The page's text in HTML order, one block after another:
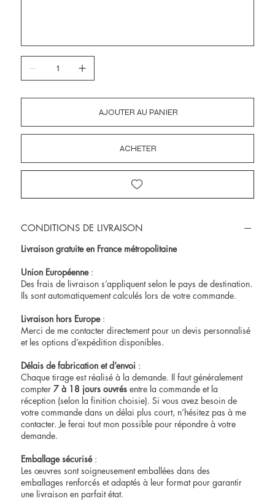
AJOUTER AU PANIER
ACHETER
CONDITIONS DE LIVRAISON
Livraison gratuite en France métropolitaine
Union Européenne:
Des frais de livraison s’appliquent selon le pays de destination.
Ils sont automatiquement calculés lors de votre commande.
Livraison hors Europe:
Merci de me contacter directement pour un devis personnalisé
et les options d’expédition disponibles.
Délais de fabrication et d’envoi :
Chaque tirage est réalisé à la demande. Il faut généralement
compter7 à 18 jours ouvrés entre la commande et la
réception (selon la finition choisie). Si vous avez besoin de
votre commande dans un délai plus court, n’hésitez pas à me
contacter. Je ferai tout mon possible pour répondre à votre
demande.
Emballage sécurisé:
Les œuvres sont soigneusement emballées dans des
emballages renforcés et adaptés à leur format pour garantir
une livraison en parfait état.